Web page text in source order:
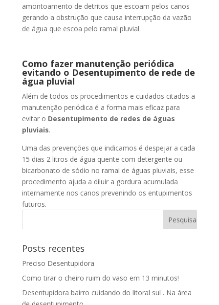
amontoamento de detritos que escoam pelos canos
gerando a obstrução que causa interrupção da vazão
de água que escoa pelo ramal pluvial.
Como fazer manutenção periódica
evitando o Desentupimento de rede de
água pluvial
Além de todos os procedimentos e cuidados citados a
manutenção periódica é a forma mais eficaz para
evitar o Desentupimento de redes de águas
pluviais.
Uma das prevenções que indicamos é despejar a cada
15 dias 2 litros de água quente com detergente ou
bicarbonato de sódio no ramal de águas pluviais, esse
procedimento ajuda a diluir a gordura acumulada
internamente nos canos prevenindo os entupimentos
futuros.
Posts recentes
Preciso Desentupidora
Como tirar o cheiro ruim do vaso em 13 minutos!
Desentupidora bairro cuidando do litoral sul . Na área